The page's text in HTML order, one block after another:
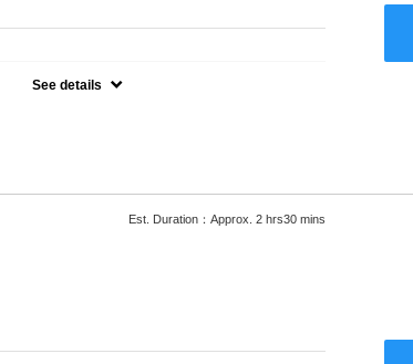
See details
Est. Duration：Approx. 2 hrs30 mins